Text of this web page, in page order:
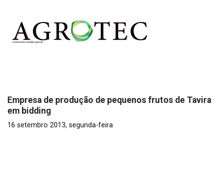
Empresa de produção de pequenos frutos de Tavira
em bidding
16 setembro 2013, segunda-feira